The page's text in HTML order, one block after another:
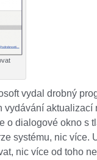
vydal drobný
vydávání aktualizací
o dialogové okno s
systému, nic více.
nic více od toho